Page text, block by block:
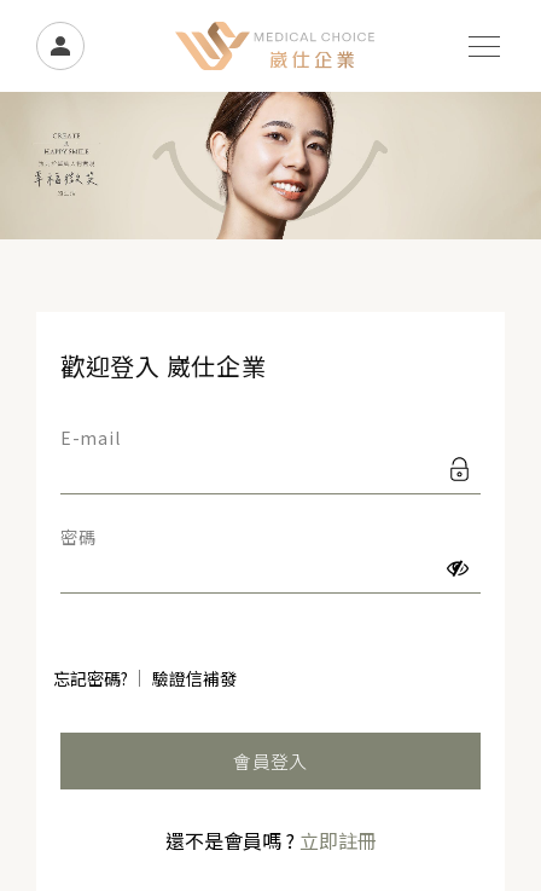
歡迎登入 崴仕企業
E-mail
密碼
忘記密碼? 驗證信補發
會員登入
還不是會員嗎 ? 立即註冊